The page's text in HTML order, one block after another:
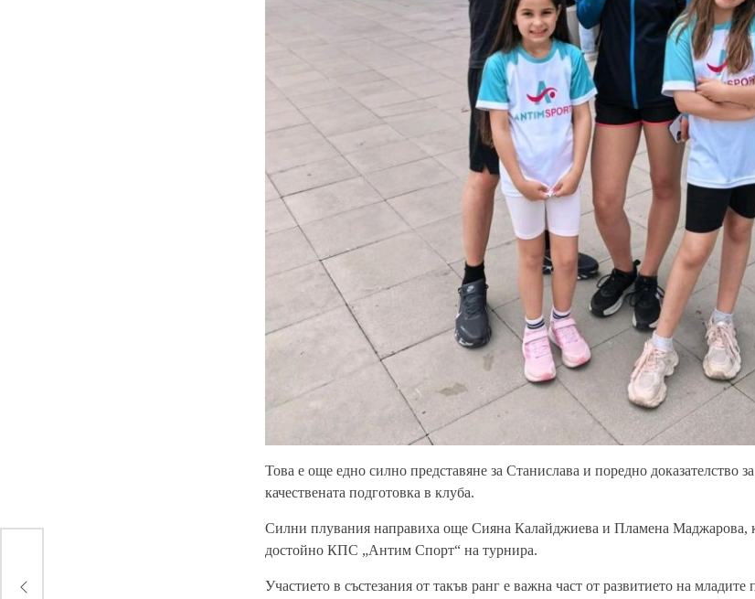
Това е още едно силно представяне за Станислава и поредно доказателство
качествената подготовка в клуба.
Силни плувания направиха още Сияна Калайджиева и Пламена Маджарова,
достойно КПС „Антим Спорт“ на турнира.
Участието в състезания от такъв ранг е важна част от развитието на